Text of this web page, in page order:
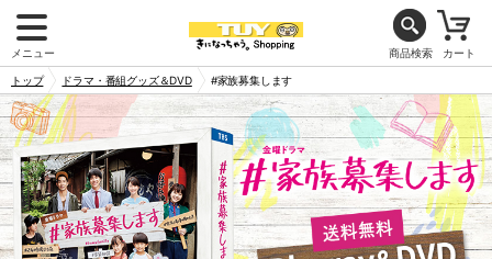
メニュー 商品検索 カート
トップ ドラマ・番組グッズ＆DVD #家族募集します